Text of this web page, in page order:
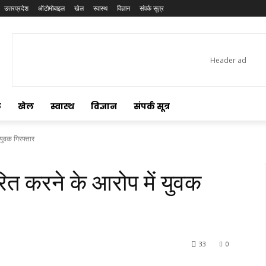
उत्तरप्रदेश ऑटोमोबाइल खेल स्वास्थ विज्ञान संपर्क सूत्र
खेल स्वास्थ विज्ञान संपर्क सूत्र
गिरफ्तार
करने के आरोप में युवक
0
33